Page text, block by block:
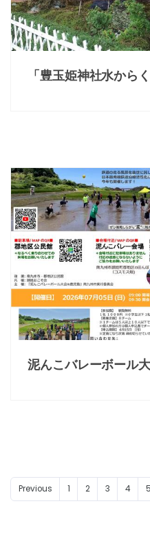
「豊玉姫神社水から
泥んこバレーボール
Previous 1 2 3 4 5